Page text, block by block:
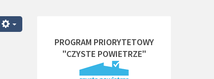
PROGRAM PRIORYTETOWY
"CZYSTE POWIETRZE"